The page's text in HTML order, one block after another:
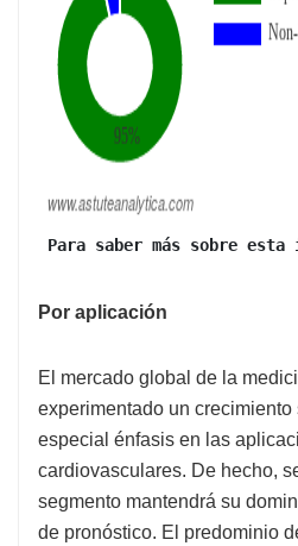
Para saber más sobre
Por aplicación
El mercado global de la
experimentado un
especial énfasis en las
cardiovasculares. De hecho,
segmento mantendrá su
de pronóstico. El predominio